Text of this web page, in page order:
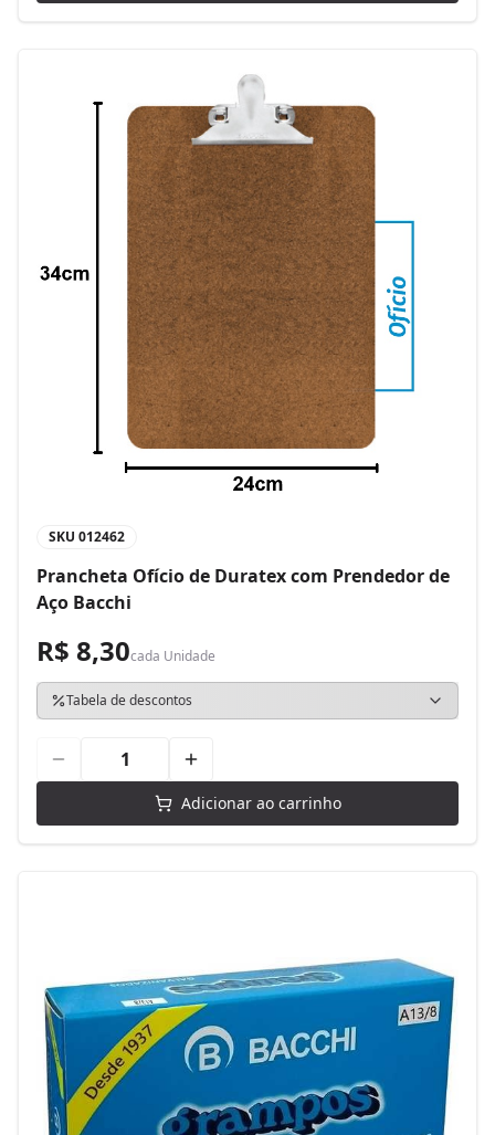
SKU 012462
Prancheta Ofício de Duratex com Prendedor de
Aço Bacchi
R$ 8,30cada Unidade
Tabela de descontos
Adicionar ao carrinho